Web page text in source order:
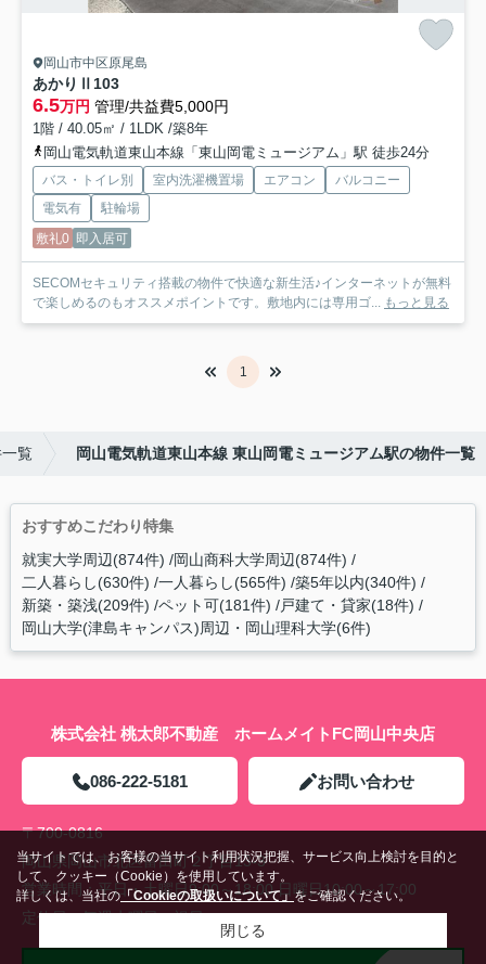
岡山市中区原尾島
あかりⅡ 103
6.5万円 管理/共益費5,000円
1階 / 40.05㎡ / 1LDK /築8年
岡山電気軌道東山本線「東山岡電ミュージアム」駅 徒歩24分
バス・トイレ別 室内洗濯機置場 エアコン
バルコニー
電気有
駐輪場
敷礼0 即入居可
SECOMセキュリティ搭載の物件で快適な新生活♪インターネットが無料
で楽しめるのもオススメポイントです。敷地内には専用ゴ...
もっと見る
1
覧 岡山電気軌道東山本線 東山岡電ミュージアム駅の物件一覧
おすすめこだわり特集
就実大学周辺(874件) 岡山商科大学周辺(874件)
二人暮らし(630件) 一人暮らし(565件) 築5年以内(340件)
新築・築浅(209件) ペット可(181件) 戸建て・貸家(18件)
岡山大学(津島キャンパス)周辺・岡山理科大学(6件)
株式会社 桃太郎不動産 ホームメイトFC岡山中央店
086-222-5181 お問い合わせ
〒700-0816
岡山県岡山市北区富田町２丁目13-3
営業時間：平日・土曜日9:00～18:00 日曜日10:00～17:00
定休日：毎週水曜日・祝日
当サイトでは、お客様の当サイト利用状況把握、サービス向上検討を目的と
して、クッキー（Cookie）を使用しています。
詳しくは、当社の 「Cookieの取扱いについて」 をご確認ください。
閉じる